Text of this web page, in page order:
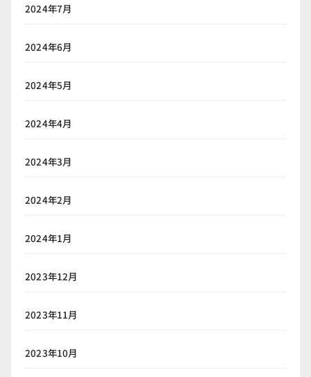
2024年7月
2024年6月
2024年5月
2024年4月
2024年3月
2024年2月
2024年1月
2023年12月
2023年11月
2023年10月